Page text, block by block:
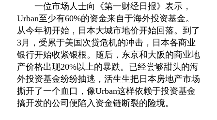
一位市场人士向《第一财经日报》表示，
Urban至少有60%的资金来自于海外投资基金。
从今年初开始，日本大城市地价开始回落。到了
3月，受累于美国次贷危机的冲击，日本各商业
银行开始收紧银根。随后，东京和大阪的商业地
产价格出现20%以上的暴跌。已经尝够甜头的海
外投资基金纷纷抽逃，活生生把日本房地产市场
撕开了一个血口，像Urban这样依赖于投资基金
搞开发的公司便陷入资金链断裂的险境。